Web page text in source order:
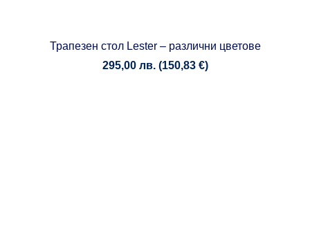
Трапезен стол Lester – различни цветове
295,00 лв. (150,83 €)